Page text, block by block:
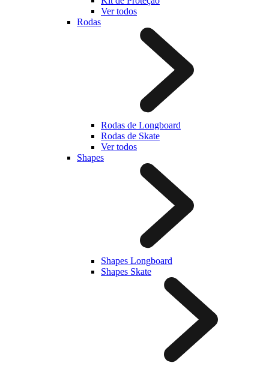
Ver todos
Rodas
Rodas de Longboard
Rodas de Skate
Ver todos
Shapes
Shapes Longboard
Shapes Skate